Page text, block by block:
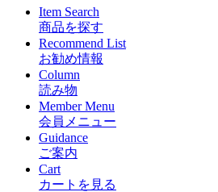
Item Search
商品を探す
Recommend List
お勧め情報
Column
読み物
Member Menu
会員メニュー
Guidance
ご案内
Cart
カートを見る